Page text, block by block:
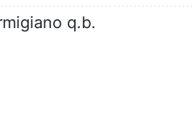
q.b.